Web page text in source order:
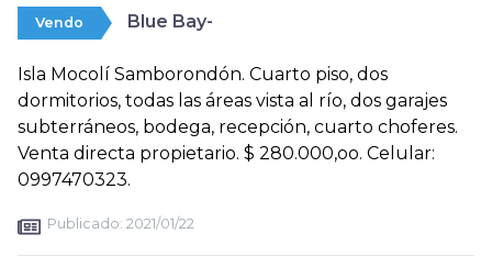
Vendo Blue Bay-
Isla Mocolí Samborondón. Cuarto piso, dos
dormitorios, todas las áreas vista al río, dos garajes
subterráneos, bodega, recepción, cuarto choferes.
Venta directa propietario. $ 280.000,oo. Celular:
0997470323.
Publicado: 2021/01/22